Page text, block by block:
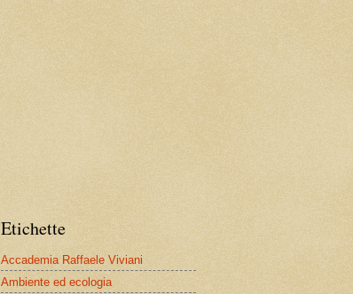
Etichette
Accademia Raffaele Viviani
Ambiente ed ecologia